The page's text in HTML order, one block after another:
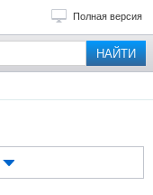
Полная версия